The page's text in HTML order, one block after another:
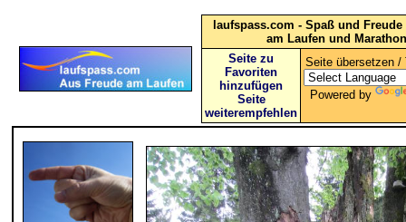
laufspass.com - Spaß und
am Laufen und Marathon
Seite zu
Favoriten
hinzufügen
Seite
weiterempfehlen
Seite übersetzen /
Powered by